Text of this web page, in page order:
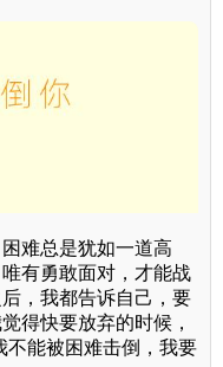
难总是犹如一道高
有勇敢面对，才能战
，我都告诉自己，要
得快要放弃的时候，
不能被困难击倒，我要